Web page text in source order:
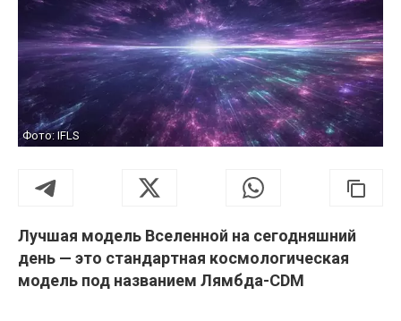
Фото: IFLS
Лучшая модель Вселенной на сегодняшний
день — это стандартная космологическая
модель под названием Лямбда-CDM